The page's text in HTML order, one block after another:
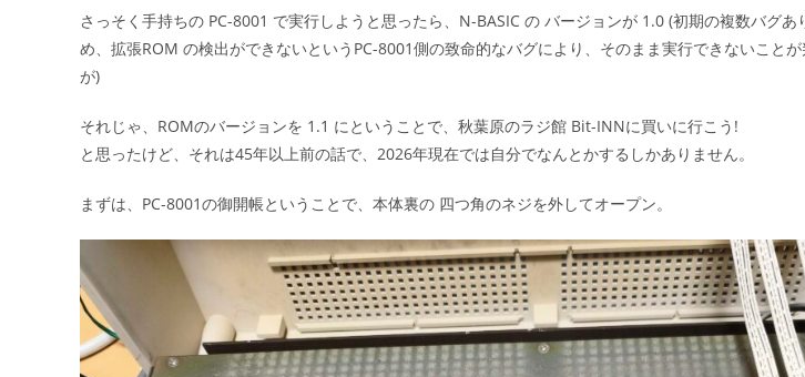
さっそく手持ちの PC-8001 で実行しようと思ったら、N-BASIC の バージョンが 1.0 (初期の複数バグあ
め、拡張ROM の検出ができないというPC-8001側の致命的なバグにより、そのまま実行できないこと
が)
それじゃ、ROMのバージョンを 1.1 にということで、秋葉原のラジ館 Bit-INNに買いに行こう!
と思ったけど、それは45年以上前の話で、2026年現在では自分でなんとかするしかありません。
まずは、PC-8001の御開帳ということで、本体裏の 四つ角のネジを外してオープン。